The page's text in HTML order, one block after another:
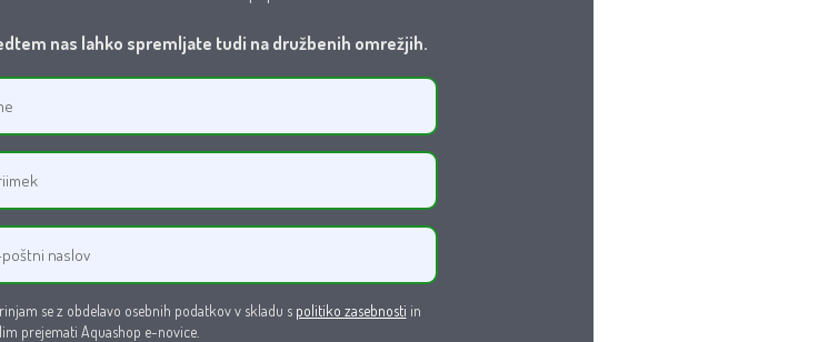
nas lahko spremljate tudi na družbenih omrežjih.
se z obdelavo osebnih podatkov v skladu s politiko zasebnosti in
prejemati Aquashop e-novice.